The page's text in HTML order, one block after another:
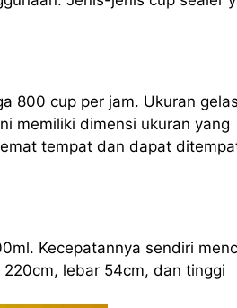
800 cup per jam. Ukuran gelas
memiliki dimensi ukuran yang
tempat dan dapat
Kecepatannya sendiri
lebar 54cm, dan tinggi